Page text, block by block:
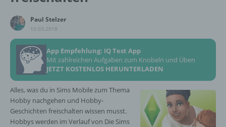
Paul Stelzer
10.03.2018
App Empfehlung: IQ Test App
Mit zahlreichen Aufgaben zum Knobeln und Üben
JETZT KOSTENLOS HERUNTERLADEN
Alles, was du in Sims Mobile zum Thema
Hobby nachgehen und Hobby-
Geschichten freischalten wissen musst.
Hobbys werden im Verlauf von Die Sims